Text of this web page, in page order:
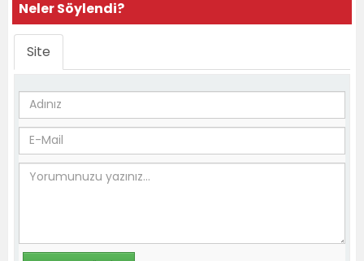
Neler Söylendi?
Site